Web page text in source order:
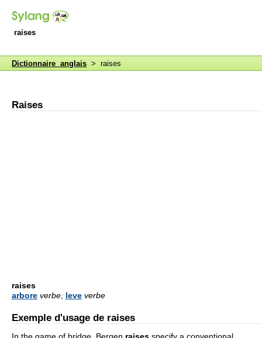
raises
Dictionnaire anglais > raises
Raises
raises
arbore verbe leve verbe
Exemple d'usage de raises
In the game of bridge, Bergen raises specify a conventional